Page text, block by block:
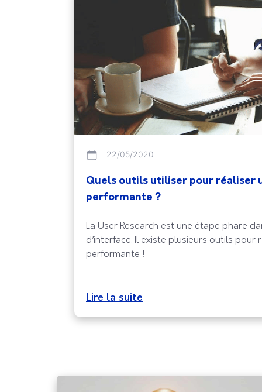
22/05/2020
Quels outils utiliser pour réaliser
performante ?
La User Research est une étape phare
d’interface. Il existe plusieurs outils pour
performante !
Lire la suite